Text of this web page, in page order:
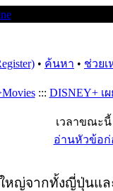
• ค้นหา • ช่วยเ
::: DISNEY+
เวลาขณะนี้
อ่านหัวข้อ
หญ่จากทั้งญี่ปุ่นแล